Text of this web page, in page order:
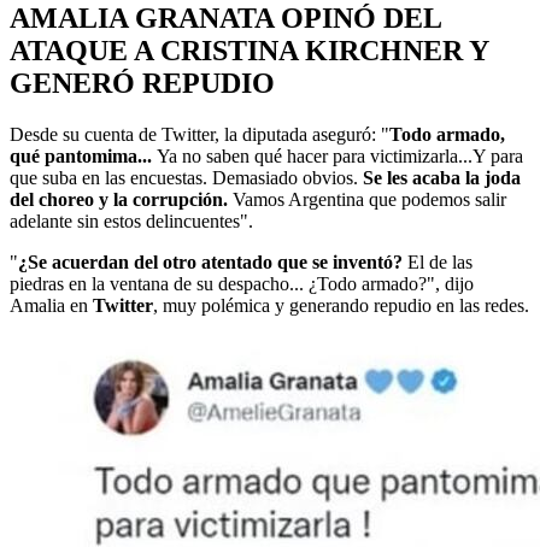
AMALIA GRANATA OPINÓ DEL
ATAQUE A CRISTINA KIRCHNER Y
GENERÓ REPUDIO
Desde su cuenta de Twitter, la diputada aseguró: "Todo armado,
qué pantomima... Ya no saben qué hacer para victimizarla...Y para
que suba en las encuestas. Demasiado obvios. Se les acaba la joda
del choreo y la corrupción. Vamos Argentina que podemos salir
adelante sin estos delincuentes".
"¿Se acuerdan del otro atentado que se inventó? El de las
piedras en la ventana de su despacho... ¿Todo armado?", dijo
Amalia en Twitter, muy polémica y generando repudio en las redes.